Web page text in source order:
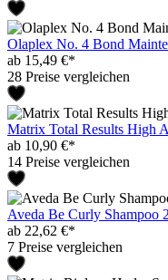
Olaplex No. 4 Bond
ab 15,49 €*
28 Preise vergleichen
Matrix Total Results High
ab 10,90 €*
14 Preise vergleichen
Aveda Be Curly Shampoo
ab 22,62 €*
7 Preise vergleichen